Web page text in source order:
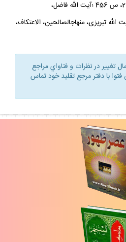
آيت الله مكارم، استفتاءآت، ج 2، س 456 ؛آيت الله فاضل،
ج 1، س 617 ؛آيت الله تبريزى، منهاج‏الصالحين، الاعتكاف،
تغيير در نظرات و فتاواي مراجع
با دفتر مرجع تقليد خود تماس